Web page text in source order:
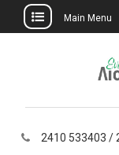
Main Menu
2410 533403 /